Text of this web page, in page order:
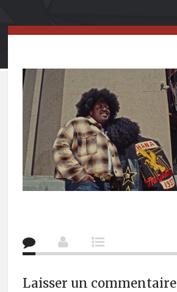
Laisser un commentaire